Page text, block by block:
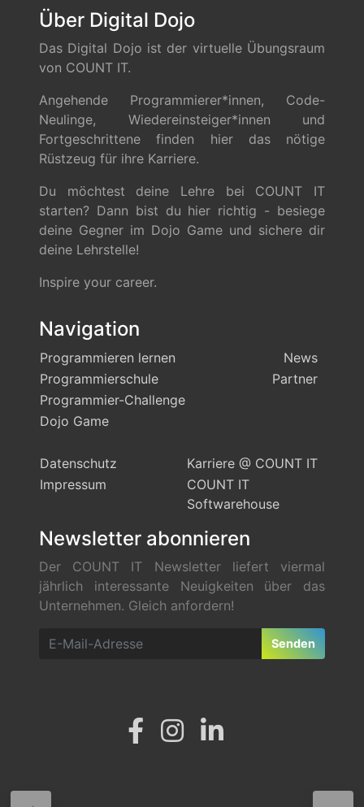
Über Digital Dojo
Das Digital Dojo ist der virtuelle Übungsraum
von COUNT IT.
Angehende Programmierer*innen, Code-
Neulinge, Wiedereinsteiger*innen und
Fortgeschrittene finden hier das nötige
Rüstzeug für ihre Karriere.
Du möchtest deine Lehre bei COUNT IT
starten? Dann bist du hier richtig - besiege
deine Gegner im Dojo Game und sichere dir
deine Lehrstelle!
Inspire your career.
Navigation
Programmieren lernen
News
Programmierschule
Partner
Programmier-Challenge
Dojo Game
Datenschutz
Karriere @ COUNT IT
Impressum
COUNT IT
Softwarehouse
Newsletter abonnieren
Der COUNT IT Newsletter liefert viermal
jährlich interessante Neuigkeiten über das
Unternehmen. Gleich anfordern!
Senden